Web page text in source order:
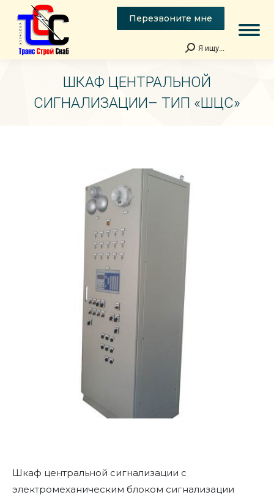
Перезвоните мне
Поиск:
Я ищу...
ШКАФ ЦЕНТРАЛЬНОЙ
СИГНАЛИЗАЦИИ– ТИП «ШЦС»
Шкаф центральной сигнализации с
электромеханическим блоком сигнализации